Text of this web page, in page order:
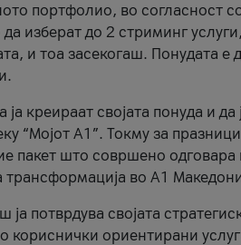
портфолио, во согласност
изберат до 2 стриминг
и тоа засекогаш. Понудата е
креираат својата понуда и
“Мојот А1”. Токму за
пакет што совршено одговара
во А1
потврдува својата
ориентирани